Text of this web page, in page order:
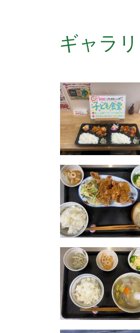
ギャラ